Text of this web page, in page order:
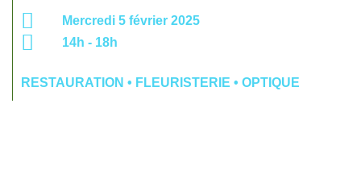
Mercredi 5 février 2025
14h - 18h
RESTAURATION • FLEURISTERIE • OPTIQUE